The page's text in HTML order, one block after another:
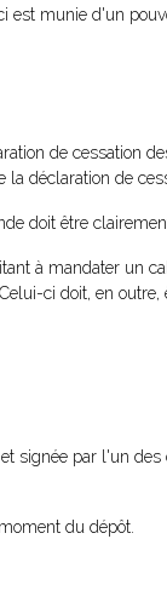
munie d'un
de cessation
déclaration de
doit être
à mandater un
ci doit, en
signée par l'un
du dépôt.